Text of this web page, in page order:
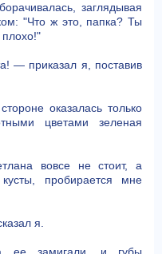
заглядывая
"Что ж это, папка? Ты
— приказал я, поставив
оказалась только
цветами зеленая
вовсе не стоит, а
пробирается мне
я.